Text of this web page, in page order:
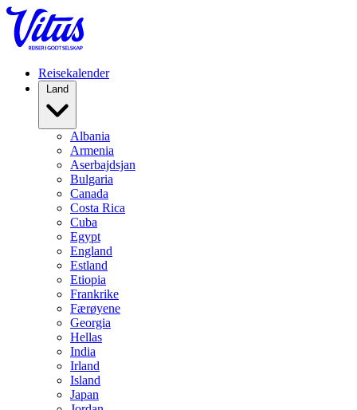
Reisekalender
Albania
Armenia
Aserbajdsjan
Bulgaria
Canada
Costa Rica
Cuba
Egypt
England
Estland
Etiopia
Frankrike
Færøyene
Georgia
Hellas
India
Irland
Island
Japan